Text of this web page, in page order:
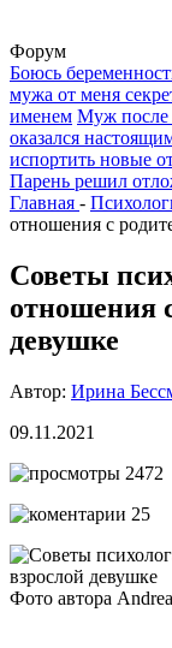
Форум
Боюсь
мужа от меня
именем Муж после
оказался
испортить новые
Парень решил
Главная -
отношения с
Советы
отношения
девушке
Автор: Ирина
09.11.2021
2472
25
Фото автора